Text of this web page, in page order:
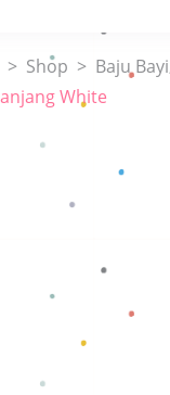
> Shop > Baju Bayi
White